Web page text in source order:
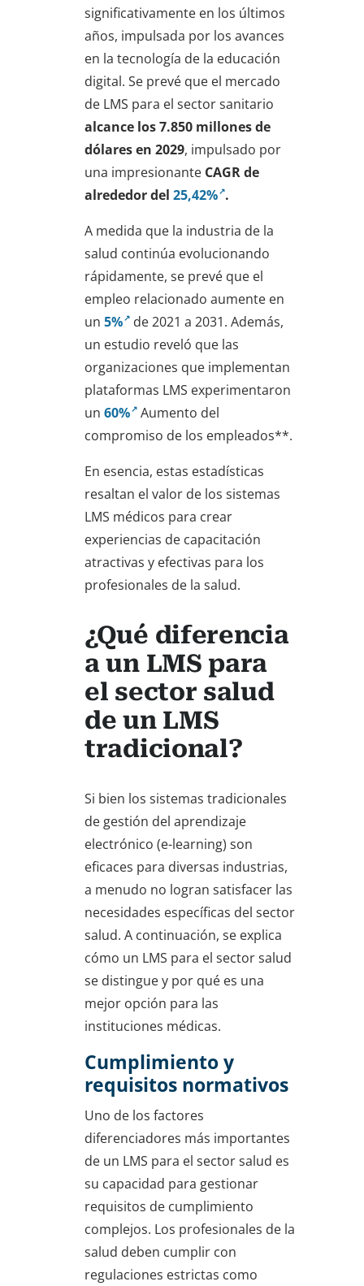
significativamente en los últimos
años, impulsada por los avances
en la tecnología de la educación
digital. Se prevé que el mercado
de LMS para el sector sanitario
alcance los 7.850 millones de
dólares en 2029, impulsado por
una impresionante CAGR de
alrededor del 25,42% .
A medida que la industria de la
salud continúa evolucionando
rápidamente, se prevé que el
empleo relacionado aumente en
un 5%
de 2021 a 2031. Además,
un estudio reveló que las
organizaciones que implementan
plataformas LMS experimentaron
un 60% Aumento del
compromiso de los empleados**.
En esencia, estas estadísticas
resaltan el valor de los sistemas
LMS médicos para crear
experiencias de capacitación
atractivas y efectivas para los
profesionales de la salud.
¿Qué diferencia
a un LMS para
el sector salud
de un LMS
tradicional?
Si bien los sistemas tradicionales
de gestión del aprendizaje
electrónico (e-learning) son
eficaces para diversas industrias,
a menudo no logran satisfacer las
necesidades específicas del sector
salud. A continuación, se explica
cómo un LMS para el sector salud
se distingue y por qué es una
mejor opción para las
instituciones médicas.
Cumplimiento y
requisitos normativos
Uno de los factores
diferenciadores más importantes
de un LMS para el sector salud es
su capacidad para gestionar
requisitos de cumplimiento
complejos. Los profesionales de la
salud deben cumplir con
regulaciones estrictas como